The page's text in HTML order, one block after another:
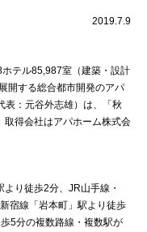
2019.7.9
テル85,987室（建築・設計
開する総合都市開発のアパ
：元谷外志雄）は、「秋
取得会社はアパホーム株式会
り徒歩2分、JR山手線・
宿線「岩本町」駅より徒歩
5分の複数路線・複数駅が